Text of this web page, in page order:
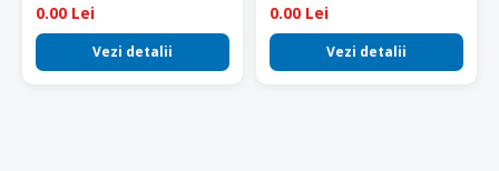
0.00 Lei
Vezi detalii
0.00 Lei
Vezi detalii